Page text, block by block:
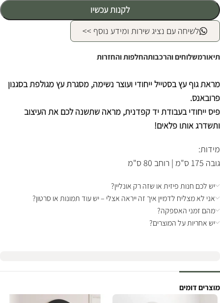
לקנות עכשיו
לשיחה עם נציג שירות ומידע נוסף >>
תיאורמשלוחים והרכבותהחלפות והחזרות
מראת גוף עץ בסטייל ייחודי ועוצר נשימה, מסגרת עץ מגולפת בסגנון
פרובאנס.
פיס ייחודי בעבודת יד קפדנית, מראה שתשנה לכם את העיצוב
ותשדרג אותו פלאים!
מידות:
גובה 175 ס"מ | רוחב 80 ס"מ
יש לכם חנות פיזית או שזה רק אונליין?
אני לא מצליח לדמיין איך זה ייראה אצלי – יש עוד תמונות או סרטון?
מהם זמני האספקה?
יש אחריות על המוצרים?
מוצרים דומים